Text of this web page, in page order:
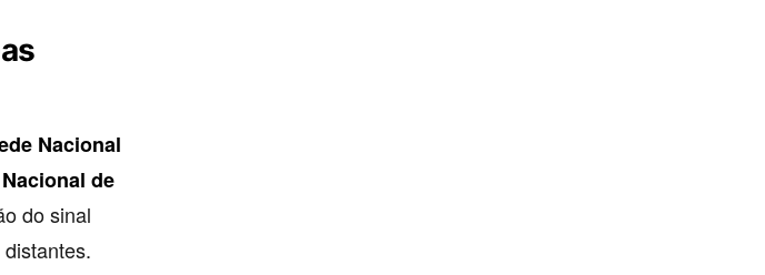
Nacional
de
do sinal